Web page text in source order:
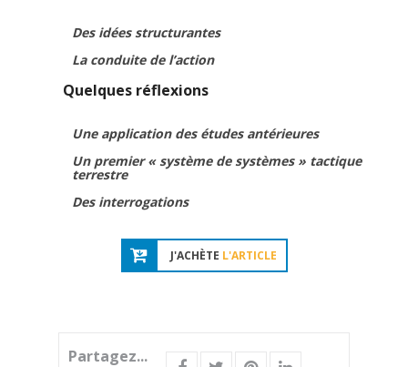
Des idées structurantes
La conduite de l’action
Quelques réflexions
Une application des études antérieures
Un premier « système de systèmes » tactique
terrestre
Des interrogations
J'ACHÈTE L'ARTICLE
Partagez...